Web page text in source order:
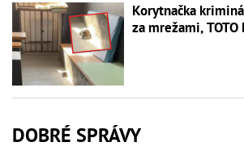
Korytnačka
za mrežami,
DOBRÉ SPRÁVY